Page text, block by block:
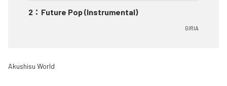
2 ： Future Pop (Instrumental)
GIRIA
Akushisu World